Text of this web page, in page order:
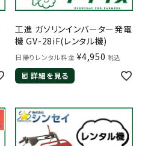
工進 ガソリンインバーター発電
機 GV-28iF(レンタル機)
日帰りレンタル料金 ¥4,950 税込
詳細を見る